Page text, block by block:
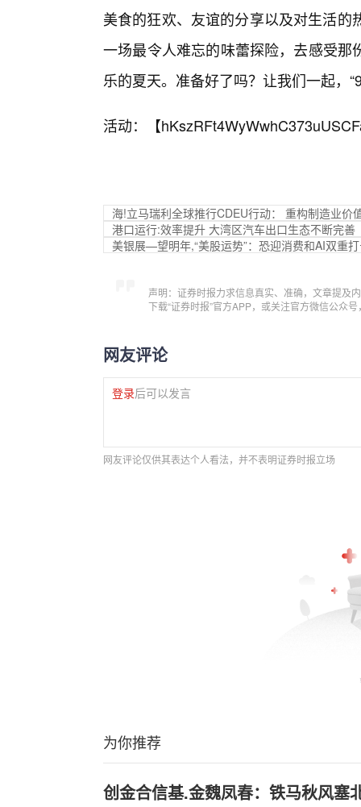
美食的狂欢、友谊的分享以及对生活
一场最令人难忘的味蕾探险，去感受
乐的夏天。准备好了吗？让我们一起，
活动：【
海!立马瑞利全球推行CDEU行动： 重构制造业价
港口运行:效率提升 大湾区汽车出口生态不断完善
美银展—望明年,“美股运势”：恐迎消费和AI双重
声明：证券时报力求信息真实、准确，文章提及
下载“证券时报”官方APP，或关注官方微信公众
网友评论
登录后可以发言
网友评论仅供其表达个人看法，并不表明证券时报立场
为你推荐
创金合信基.金魏凤春：铁马秋风塞